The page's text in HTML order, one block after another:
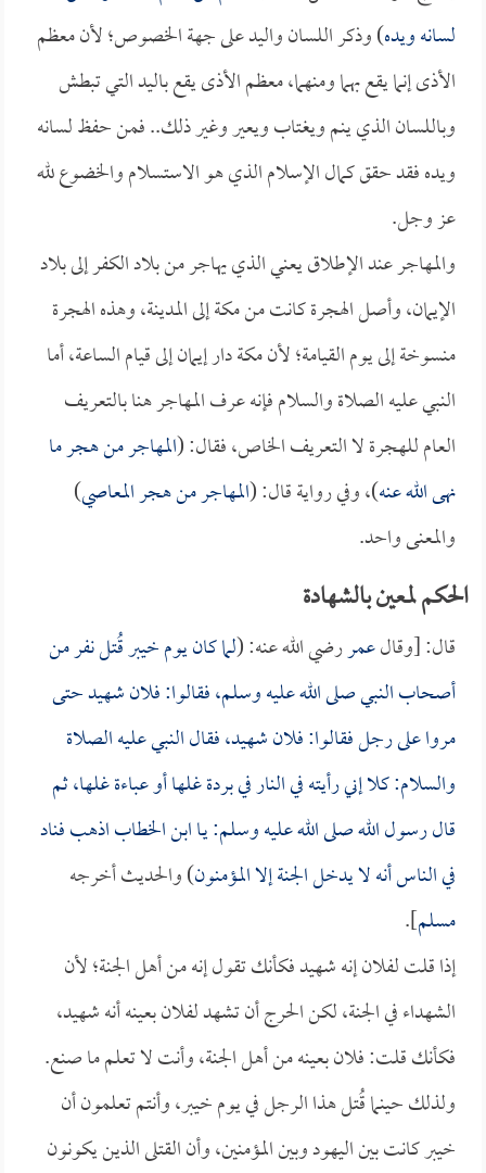
لسانه ويده) وذكر اللسان واليد على جهة الخصوص؛ لأن معظم
الأذى إنما يقع بهما ومنهما، معظم الأذى يقع باليد التي تبطش
وباللسان الذي ينم ويغتاب ويعير وغير ذلك.. فمن حفظ لسانه
ويده فقد حقق كمال الإسلام الذي هو الاستسلام والخضوع لله
عز وجل.
والمهاجر عند الإطلاق يعني الذي يهاجر من بلاد الكفر إلى بلاد
الإيمان، وأصل الهجرة كانت من مكة إلى المدينة، وهذه الهجرة
منسوخة إلى يوم القيامة؛ لأن مكة دار إيمان إلى قيام الساعة، أما
النبي عليه الصلاة والسلام فإنه عرف المهاجر هنا بالتعريف
العام للهجرة لا التعريف الخاص، فقال: (المهاجر من هجر ما
نهى الله عنه)، وفي رواية قال: (المهاجر من هجر المعاصي)
والمعنى واحد.
الحكم لمعين بالشهادة
قال: [وقالعمررضي الله عنه: (لما كان يوم خيبر قُتل نفر من
أصحاب النبي صلى الله عليه وسلم، فقالوا: فلان شهيد حتى
مروا على رجل فقالوا: فلان شهيد، فقال النبي عليه الصلاة
والسلام: كلا إني رأيته في النار في بردة غلها أو عباءة غلها، ثم
قال رسول الله صلى الله عليه وسلم: يـاابن الخطاباذهب فناد
في الناس أنه لا يدخل الجنة إلا المؤمنون) والحديث أخرجه
مسلم].
إذا قلت لفلان إنه شهيد فكأنك تقول إنه من أهل الجنة؛ لأن
الشهداء في الجنة، لكن الحرج أن تشهد لفلان بعينه أنه شهيد،
فكأنك قلت: فلان بعينه من أهل الجنة، وأنت لا تعلم ما صنع.
ولذلك حينما قُتل هذا الرجل في يوم خيبر، وأنتم تعلمون أن
خيبر كانت بين اليهود وبين المؤمنين، وأن القتلى الذين يكونون